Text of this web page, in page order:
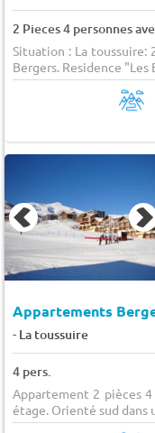
2 Pieces 4 personnes
Situation : La toussuire:
Bergers. Residence "Les
Appartements
- La toussuire
4 pers.
Appartement 2 pièces 4
étage. Orienté sud dans